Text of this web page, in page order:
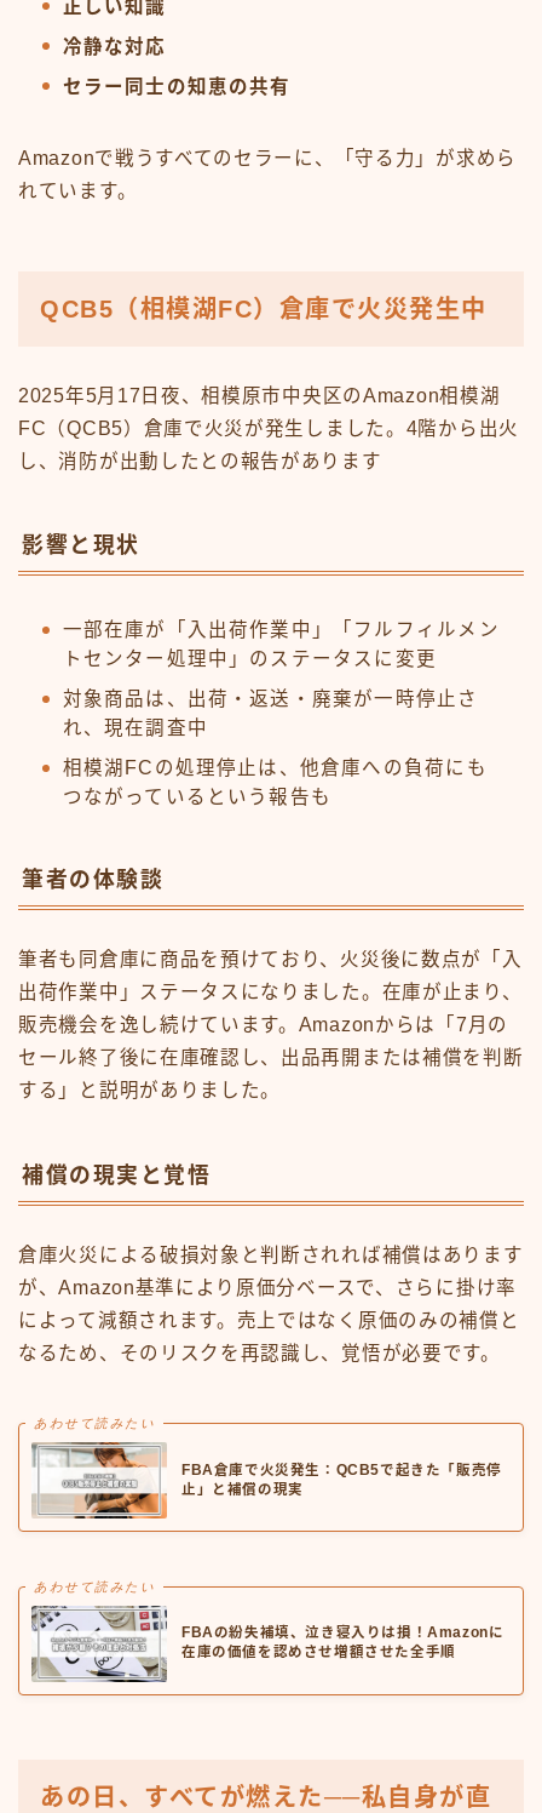
正しい知識
冷静な対応
セラー同士の知恵の共有
Amazonで戦うすべてのセラーに、「守る力」が求めら
れています。
QCB5（相模湖FC）倉庫で火災発生中
2025年5月17日夜、相模原市中央区のAmazon相模湖
FC（QCB5）倉庫で火災が発生しました。4階から出火
し、消防が出動したとの報告があります
影響と現状
一部在庫が「入出荷作業中」「フルフィルメン
トセンター処理中」のステータスに変更
対象商品は、出荷・返送・廃棄が一時停止さ
れ、現在調査中
相模湖FCの処理停止は、他倉庫への負荷にも
つながっているという報告も
筆者の体験談
筆者も同倉庫に商品を預けており、火災後に数点が「入
出荷作業中」ステータスになりました。在庫が止まり、
販売機会を逸し続けています。Amazonからは「7月の
セール終了後に在庫確認し、出品再開または補償を判断
する」と説明がありました。
補償の現実と覚悟
倉庫火災による破損対象と判断されれば補償はあります
が、Amazon基準により原価分ベースで、さらに掛け率
によって減額されます。売上ではなく原価のみの補償と
なるため、そのリスクを再認識し、覚悟が必要です。
あわせて読みたい
FBA倉庫で火災発生：QCB5で起きた「販売停
止」と補償の現実
あわせて読みたい
FBAの紛失補填、泣き寝入りは損！Amazonに
在庫の価値を認めさせ増額させた全手順
あの日、すべてが燃えた──私自身が直